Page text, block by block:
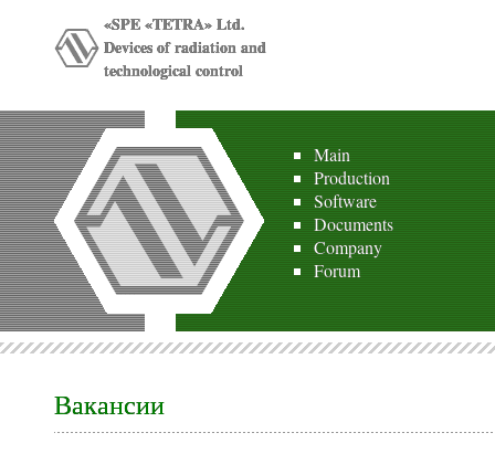
«SPE «TETRA» Ltd.
Devices of radiation and
technological control
Main
Production
Software
Documents
Company
Forum
Вакансии